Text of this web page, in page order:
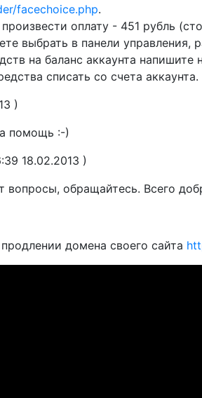
facechoice.php.
оплату - 451 рубль
выбрать в панели управления,
на баланс аккаунта напишите
списать со счета
)
помощь :-)
18.02.2013 )
вопросы, обращайтесь. Всего
домена своего сайта